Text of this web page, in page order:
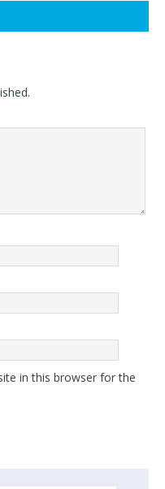
in this browser for the